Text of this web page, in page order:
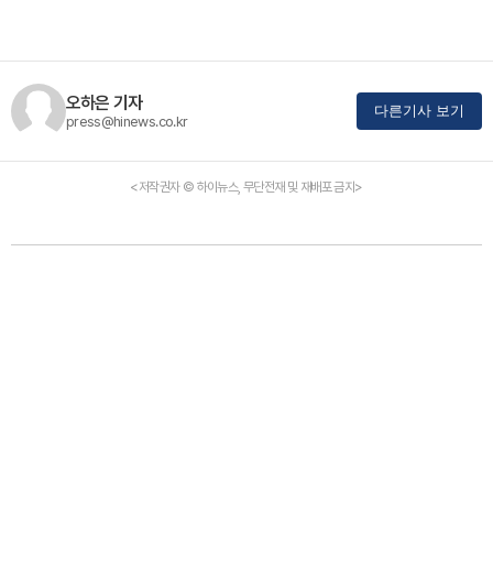
오하은 기자
press@hinews.co.kr
다른기사 보기
<저작권자 © 하이뉴스, 무단전재 및 재배포 금지>